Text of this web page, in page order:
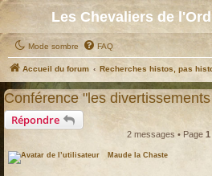
Les Chevaliers de
Mode sombre FAQ
Accueil du forum Recherches histos, pas
Conférence "les
Répondre
2 messages • Page 1
Maude la Chaste